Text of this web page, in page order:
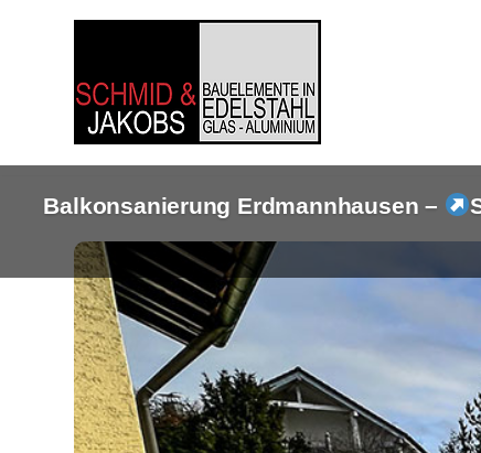
Balkonsanierung Erdmannhausen –